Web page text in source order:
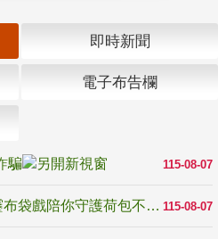
即時新聞
電子布告欄
115-08-07
騙
115-08-07
反詐騙宣導_防詐有道，霹靂布袋戲陪你守護荷包不受騙